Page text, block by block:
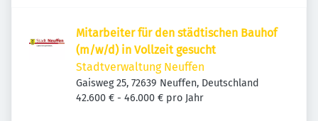
Mitarbeiter für den städtischen Bauhof
(m/w/d) in Vollzeit gesucht
Stadtverwaltung Neuffen
Gaisweg 25, 72639 Neuffen, Deutschland
42.600 € - 46.000 € pro Jahr